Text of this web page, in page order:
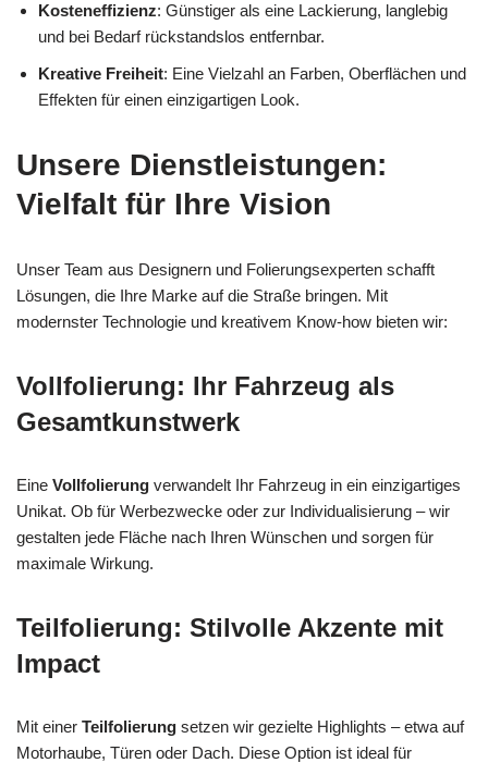
Kosteneffizienz: Günstiger als eine Lackierung, langlebig
und bei Bedarf rückstandslos entfernbar.
Kreative Freiheit: Eine Vielzahl an Farben, Oberflächen und
Effekten für einen einzigartigen Look.
Unsere Dienstleistungen:
Vielfalt für Ihre Vision
Unser Team aus Designern und Folierungsexperten schafft
Lösungen, die Ihre Marke auf die Straße bringen. Mit
modernster Technologie und kreativem Know-how bieten wir:
Vollfolierung: Ihr Fahrzeug als
Gesamtkunstwerk
Eine Vollfolierung verwandelt Ihr Fahrzeug in ein einzigartiges
Unikat. Ob für Werbezwecke oder zur Individualisierung – wir
gestalten jede Fläche nach Ihren Wünschen und sorgen für
maximale Wirkung.
Teilfolierung: Stilvolle Akzente mit
Impact
Mit einer Teilfolierung setzen wir gezielte Highlights – etwa auf
Motorhaube, Türen oder Dach. Diese Option ist ideal für